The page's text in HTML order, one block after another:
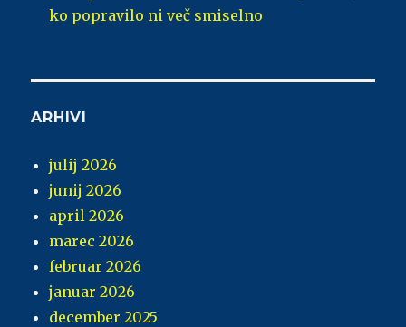
ko popravilo ni več smiselno
ARHIVI
julij 2026
junij 2026
april 2026
marec 2026
februar 2026
januar 2026
december 2025